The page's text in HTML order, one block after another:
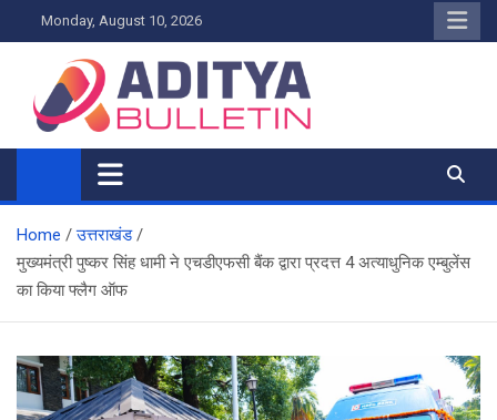
to
Monday, August 10, 2026
Home
उत्तराखंड
मुख्यमंत्री पुष्कर सिंह धामी ने एचडीएफसी बैंक द्वारा प्रदत्त 4 अत्याधुनिक एम्बुलेंस
का किया फ्लैग ऑफ